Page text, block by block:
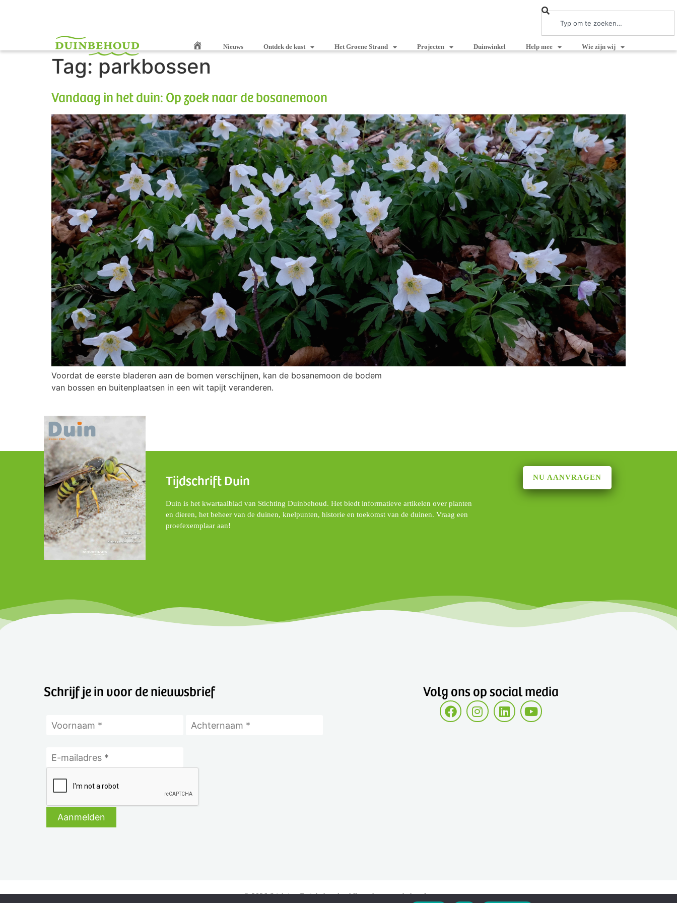
Home
Nieuws Ontdek de kust Het Groene Strand Projecten Duinwinkel Help mee Wie zijn wij
Tag: parkbossen
Vandaag in het duin: Op zoek naar de bosanemoon
Voordat de eerste bladeren aan de bomen verschijnen, kan de bosanemoon de bodem
van bossen en buitenplaatsen in een wit tapijt veranderen.
Tijdschrift Duin
Duin is het kwartaalblad van Stichting Duinbehoud. Het biedt informatieve artikelen over planten
en dieren, het beheer van de duinen, knelpunten, historie en toekomst van de duinen. Vraag een
proefexemplaar aan!
NU AANVRAGEN
Schrijf je in voor de nieuwsbrief Volg ons op social media
© 2026 Stichting Duinbehoud – Alle rechten voorbehouden